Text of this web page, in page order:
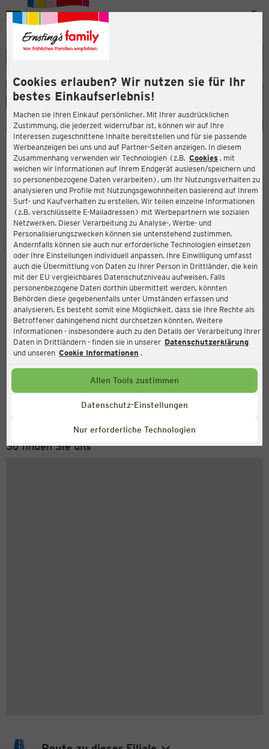
Cookies erlauben? Wir nutzen sie für Ihr
bestes Einkaufserlebnis!
Machen sie Ihren Einkauf persönlicher. Mit Ihrer ausdrücklichen
Zustimmung, die jederzeit widerrufbar ist, können wir auf Ihre
Interessen zugeschnittene Inhalte bereitstellen und für sie passende
Werbeanzeigen bei uns und auf Partner-Seiten anzeigen. In diesem
Zusammenhang verwenden wir Technologien (z.B. Cookies , mit
welchen wir Informationen auf Ihrem Endgerät auslesen/speichern und
so personenbezogene Daten verarbeiten), um Ihr Nutzungsverhalten zu
analysieren und Profile mit Nutzungsgewohnheiten basierend auf Ihrem
Surf- und Kaufverhalten zu erstellen. Wir teilen einzelne Informationen
(z.B. verschlüsselte E-Mailadressen) mit Werbepartnern wie sozialen
Netzwerken. Dieser Verarbeitung zu Analyse-, Werbe- und
Personalisierungszwecken können sie untenstehend zustimmen.
Andernfalls können sie auch nur erforderliche Technologien einsetzen
oder Ihre Einstellungen individuell anpassen. Ihre Einwilligung umfasst
auch die Übermittlung von Daten zu Ihrer Person in Drittländer, die kein
mit der EU vergleichbares Datenschutzniveau aufweisen. Falls
personenbezogene Daten dorthin übermittelt werden, könnten
Behörden diese gegebenenfalls unter Umständen erfassen und
analysieren. Es besteht somit eine Möglichkeit, dass sie Ihre Rechte als
Betroffener dahingehend nicht durchsetzen könnten. Weitere
Informationen - insbesondere auch zu den Details der Verarbeitung Ihrer
Daten in Drittländern - finden sie in unserer Datenschutzerklärung
und unseren Cookie Informationen .
Allen Tools zustimmen
Datenschutz-Einstellungen
Nur erforderliche Technologien
Menü
ERNSTING'S FAMILY FILIALE
Zuckerpassage 1-7
31275 Lehrte
4,1
Bewertung:
STANDORT SERVICES SORTIMENT AKTIONEN
Ernsting's family
Zuckerpassage 1-7, 31275 Lehrte
Aktuell:
Geschlossen
Service Hotline
+49 (0) 2546 / 98 999 98
So finden Sie uns